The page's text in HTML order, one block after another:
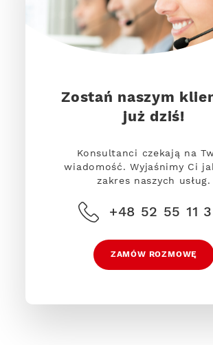
Zostań naszym
już dziś!
Konsultanci czekają na
wiadomość. Wyjaśnimy Ci
zakres naszych usług.
+48 52 55 11
ZAMÓW ROZMOWĘ